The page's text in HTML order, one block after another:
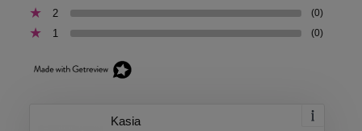
2 (0)
1 (0)
Kasia